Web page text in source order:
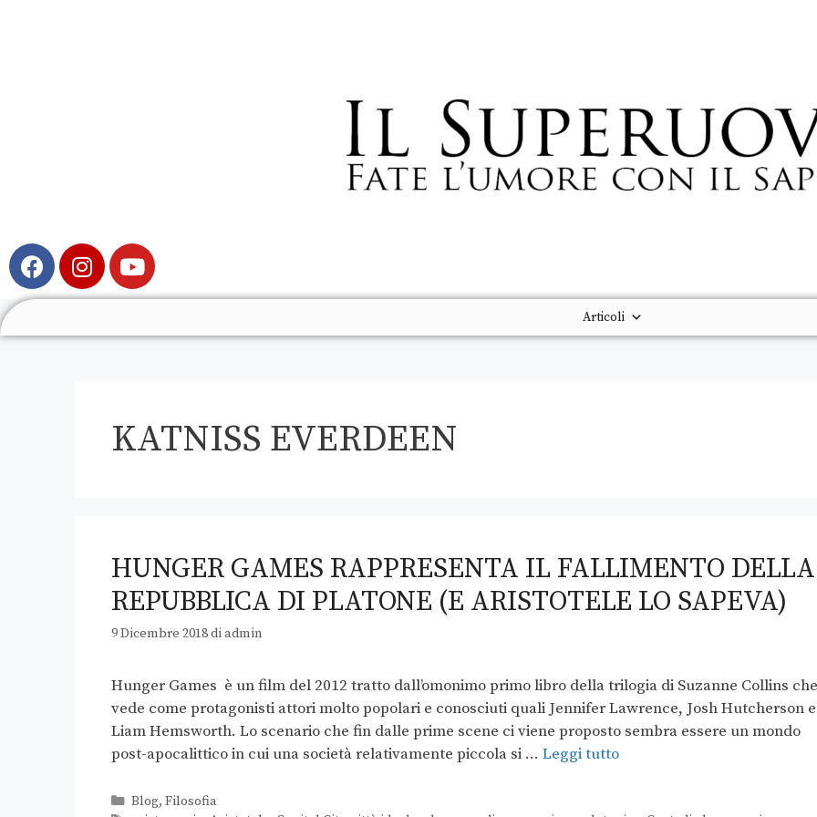
Articoli
KATNISS EVERDEEN
HUNGER GAMES RAPPRESENTA IL FALLIMENTO DELLA
REPUBBLICA DI PLATONE (E ARISTOTELE LO SAPEVA)
9 Dicembre 2018diadmin
Hunger Games è un film del 2012 tratto dall’omonimo primo libro della trilogia di Suzanne Collins che
vede come protagonisti attori molto popolari e conosciuti quali Jennifer Lawrence, Josh Hutcherson e
Liam Hemsworth. Lo scenario che fin dalle prime scene ci viene proposto sembra essere un mondo
post-apocalittico in cui una società relativamente piccola si … Leggi tutto
Blog, Filosofia